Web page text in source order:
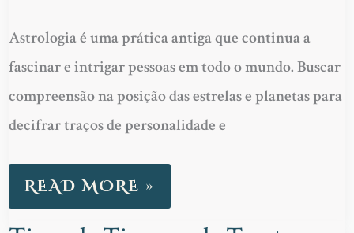
Astrologia é uma prática antiga que continua a
fascinar e intrigar pessoas em todo o mundo. Buscar
compreensão na posição das estrelas e planetas para
decifrar traços de personalidade e
APRENDER
ASTROLOGIA:
GUIA
DO
READ MORE »